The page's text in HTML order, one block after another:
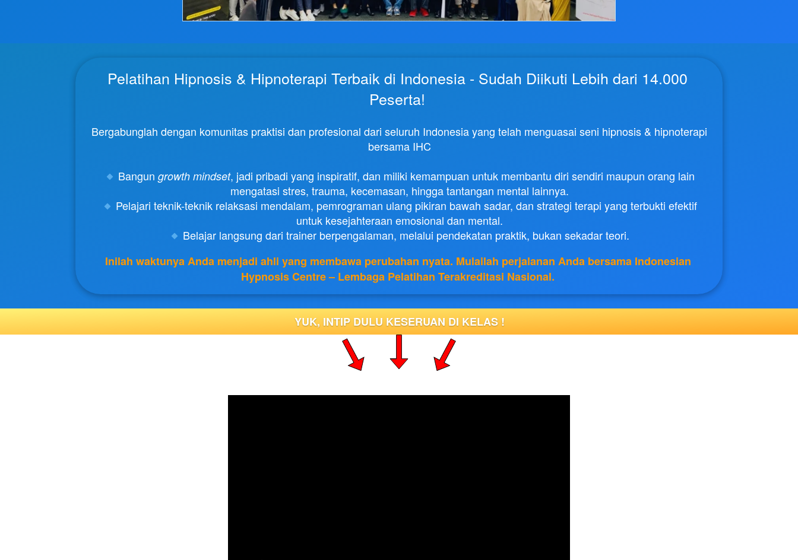
Pelatihan Hipnosis & Hipnoterapi Terbaik di Indonesia - Sudah Diikuti Lebih dari 14.000
Peserta!
Bergabunglah dengan komunitas praktisi dan profesional dari seluruh Indonesia yang telah menguasai seni hipnosis & hipnoterapi
bersama IHC
Bangun growth mindset, jadi pribadi yang inspiratif, dan miliki kemampuan untuk membantu diri sendiri maupun orang lain
mengatasi stres, trauma, kecemasan, hingga tantangan mental lainnya.
Pelajari teknik-teknik relaksasi mendalam, pemrograman ulang pikiran bawah sadar, dan strategi terapi yang terbukti efektif
untuk kesejahteraan emosional dan mental.
Belajar langsung dari trainer berpengalaman, melalui pendekatan praktik, bukan sekadar teori.
Inilah waktunya Anda menjadi ahli yang membawa perubahan nyata. Mulailah perjalanan Anda bersama Indonesian
Hypnosis Centre – Lembaga Pelatihan Terakreditasi Nasional.
YUK, INTIP DULU KESERUAN DI KELAS !